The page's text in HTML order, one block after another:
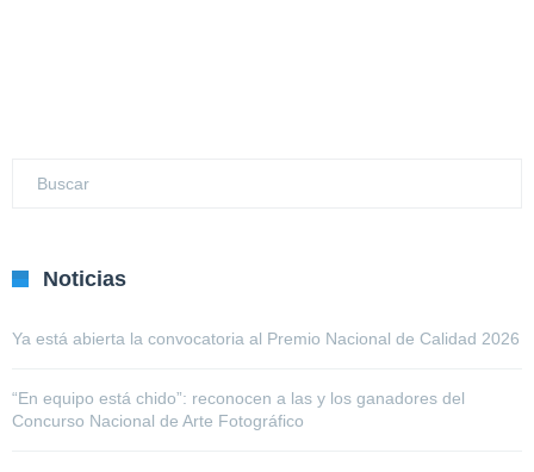
Noticias
Ya está abierta la convocatoria al Premio Nacional de Calidad 2026
“En equipo está chido”: reconocen a las y los ganadores del
Concurso Nacional de Arte Fotográfico